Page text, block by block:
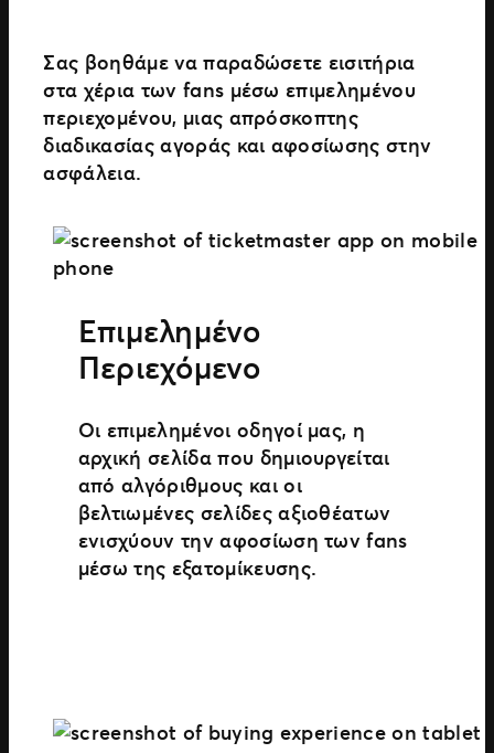
Σας βοηθάμε να παραδώσετε εισιτήρια
στα χέρια των fans μέσω επιμελημένου
περιεχομένου, μιας απρόσκοπτης
διαδικασίας αγοράς και αφοσίωσης στην
ασφάλεια.
Επιμελημένο
Περιεχόμενο
Οι επιμελημένοι οδηγοί μας, η
αρχική σελίδα που δημιουργείται
από αλγόριθμους και οι
βελτιωμένες σελίδες αξιοθέατων
ενισχύουν την αφοσίωση των fans
μέσω της εξατομίκευσης.